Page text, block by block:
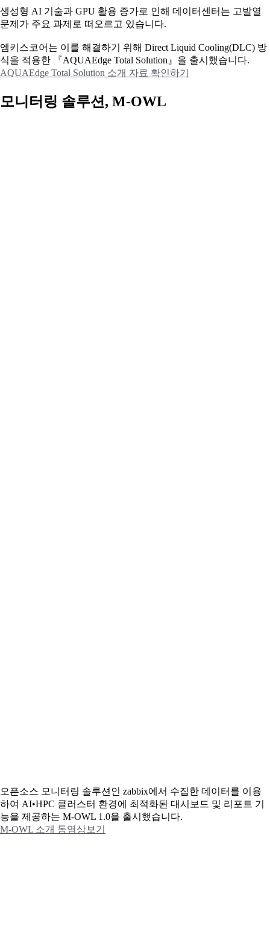
생성형 AI 기술과 GPU 활용 증가로 인해 데이터센터는 고발열
문제가 주요 과제로 떠오르고 있습니다.
엠키스코어는 이를 해결하기 위해 Direct Liquid Cooling(DLC) 방
식을 적용한 『AQUAEdge Total Solution』을 출시했습니다.
AQUAEdge Total Solution 소개 자료 확인하기
모니터링 솔루션, M-OWL
오픈소스 모니터링 솔루션인 zabbix에서 수집한 데이터를 이용
하여 AI•HPC 클러스터 환경에 최적화된 대시보드 및 리포트 기
능을 제공하는 M-OWL 1.0을 출시했습니다.
M-OWL 소개 동영상보기